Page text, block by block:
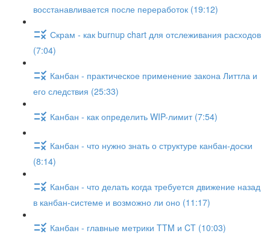
восстанавливается после переработок (19:12)
Скрам - как burnup chart для отслеживания расходов
(7:04)
Канбан - практическое применение закона Литтла и
его следствия (25:33)
Канбан - как определить WIP-лимит (7:54)
Канбан - что нужно знать о структуре канбан-доски
(8:14)
Канбан - что делать когда требуется движение назад
в канбан-системе и возможно ли оно (11:17)
Канбан - главные метрики TTM и CT (10:03)